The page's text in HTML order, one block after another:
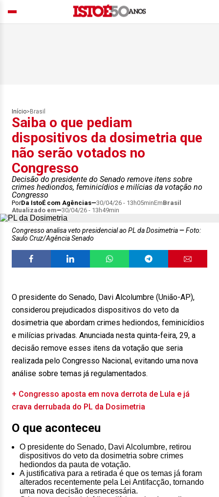
Início> Brasil
Saiba o que pediam
dispositivos da dosimetria que
não serão votados no
Congresso
Decisão do presidente do Senado remove itens sobre
crimes hediondos, feminicídios e milícias da votação no
Congresso
PorDa IstoÉ com Agências 30/04/26 - 13h05minEmBrasil
Atualizado em
30/04/26 - 13h49min
Congresso analisa veto presidencial ao PL da Dosimetria
Foto:
Saulo Cruz/Agência Senado
O presidente do Senado, Davi Alcolumbre (União-AP),
considerou prejudicados dispositivos do veto da
dosimetria que abordam crimes hediondos, feminicídios
e milícias privadas. Anunciada nesta quinta-feira, 29, a
decisão remove esses itens da votação que seria
realizada pelo Congresso Nacional, evitando uma nova
análise sobre temas já regulamentados.
+ Congresso aposta em nova derrota de Lula e já
crava derrubada do PL da Dosimetria
O que aconteceu
O presidente do Senado, Davi Alcolumbre, retirou
dispositivos do veto da dosimetria sobre crimes
hediondos da pauta de votação.
A justificativa para a retirada é que os temas já foram
alterados recentemente pela Lei Antifacção, tornando
uma nova decisão desnecessária.